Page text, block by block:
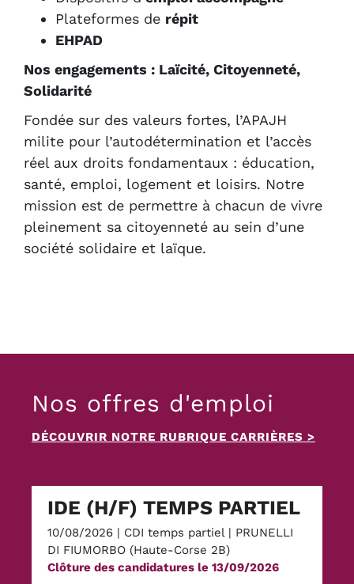
Plateformes de répit
EHPAD
Nos engagements : Laïcité, Citoyenneté,
Solidarité
Fondée sur des valeurs fortes, l’APAJH
milite pour l’autodétermination et l’accès
réel aux droits fondamentaux : éducation,
santé, emploi, logement et loisirs. Notre
mission est de permettre à chacun de vivre
pleinement sa citoyenneté au sein d’une
société solidaire et laïque.
Nos offres d'emploi
DÉCOUVRIR NOTRE RUBRIQUE CARRIÈRES >
IDE (H/F) TEMPS PARTIEL
10/08/2026 | CDI temps partiel | PRUNELLI
DI FIUMORBO (Haute-Corse 2B)
Clôture des candidatures le 13/09/2026